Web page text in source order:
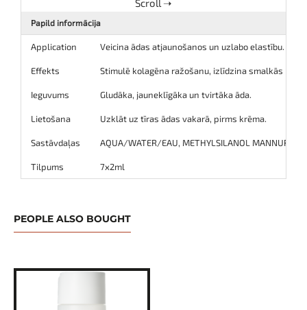
Papild informācija
Application Veicina ādas atjaunošanos un uzlabo elastību.
Effekts Stimulē kolagēna ražošanu, izlīdzina smalkās
Ieguvums Gludāka, jauneklīgāka un tvirtāka āda.
Lietošana Uzklāt uz tīras ādas vakarā, pirms krēma.
Sastāvdaļas AQUA/WATER/EAU, METHYLSILANOL
Tilpums 7x2ml
PEOPLE ALSO BOUGHT